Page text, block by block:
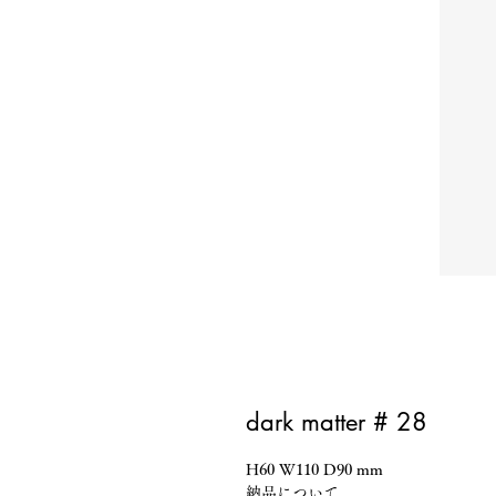
dark matter # 28
H60 W110 D90 mm
納品について